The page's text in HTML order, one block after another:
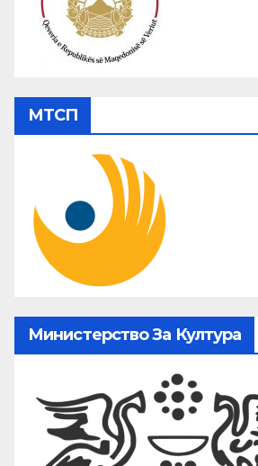
МТСП
Министерство За Култура